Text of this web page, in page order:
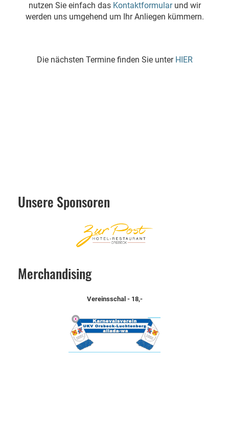
nutzen Sie einfach das Kontaktformularund wir
werden uns umgehend um Ihr Anliegen kümmern.
Die nächsten Termine finden Sie unter HIER
Unsere Sponsoren
Merchandising
Vereinsschal - 18,-